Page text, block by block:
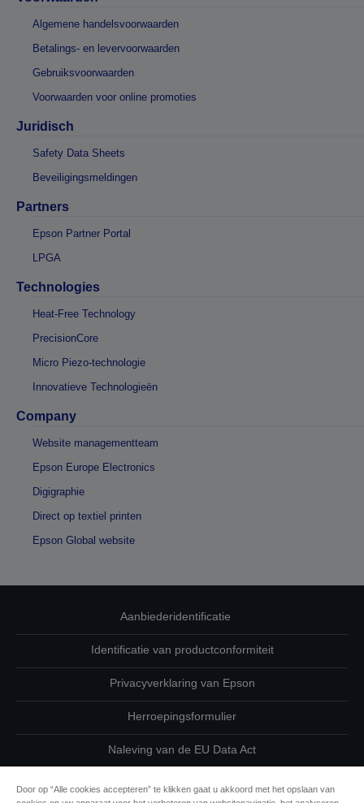
Algemene handelsvoorwaarden
Betalings- en levervoorwaarden
Gebruiksvoorwaarden
Voorwaarden voor online promoties
Juridisch
Safety Data Sheets
Beveiligingsmeldingen
Partners
Epson Partner Portal
LPGA
Technologies
Heat-Free Technology
PrecisionCore
Micro Piezo-technologie
Innovatieve Technologieën
Company
Website managementteam
Epson Europe Electronics
Digigraphie
Direct op textiel printen
Epson Global website
Aanbiederidentificatie
Identificatie van productconformiteit
Privacyverklaring van Epson
Herroepingsformulier
Naleving van de EU Data Act
Door op “Alle cookies accepteren” te klikken gaat u akkoord met het opslaan van